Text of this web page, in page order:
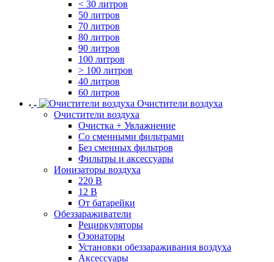
< 30 литров
50 литров
70 литров
80 литров
90 литров
100 литров
> 100 литров
40 литров
60 литров
Очистители воздуха
Очистители воздуха
Очистка + Увлажнение
Cо сменными фильтрами
Без сменных фильтров
Фильтры и аксессуары
Ионизаторы воздуха
220 В
12 В
От батарейки
Обеззараживатели
Рециркуляторы
Озонаторы
Установки обеззараживания воздуха
Аксессуары